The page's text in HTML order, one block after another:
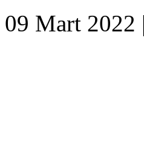
09 Mart